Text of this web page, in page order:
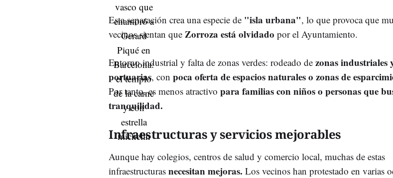
Esta separación crea una especie de "isla urbana", lo que provoca que
vecinos sientan que Zorroza está olvidado por el Ayuntamiento.
Entorno industrial y falta de zonas verdes: rodeado de zonas industriales
portuarias, con poca oferta de espacios naturales o zonas de
Por tanto, es menos atractivo para familias con niños o personas que
tranquilidad.
Infraestructuras y servicios mejorables
Aunque hay colegios, centros de salud y comercio local, muchas de estas
infraestructuras necesitan mejoras. Los vecinos han protestado en varias